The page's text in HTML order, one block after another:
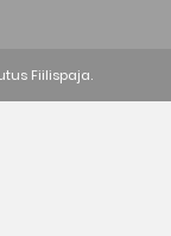
Fiilispaja.